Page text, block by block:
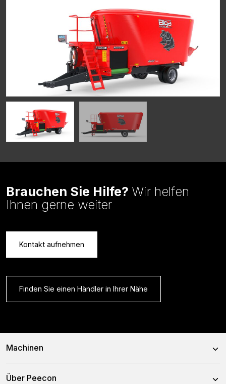
Brauchen Sie Hilfe? Wir helfen
Ihnen gerne weiter
Kontakt aufnehmen
Finden Sie einen Händler in Ihrer Nähe
Machinen
Mischwagen
Über Peecon